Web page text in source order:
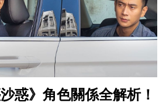
惑》角色關係全解析！